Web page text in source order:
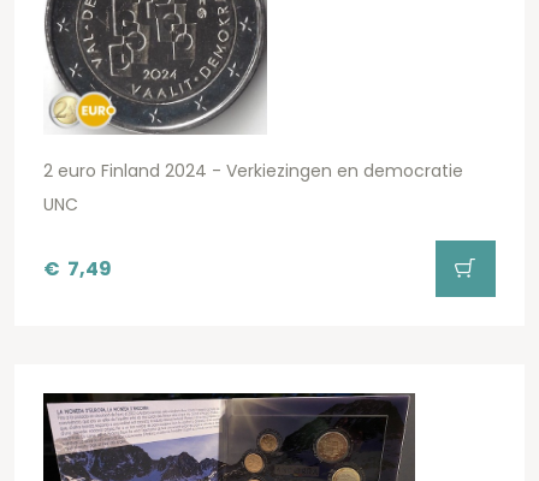
2 euro Finland 2024 - Verkiezingen en democratie
UNC
€ 7,49